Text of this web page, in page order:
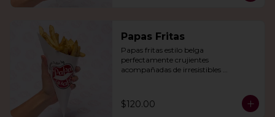
Papas Fritas
Papas fritas estilo belga
perfectamente crujientes
acompañadas de irresistibles
$120.00